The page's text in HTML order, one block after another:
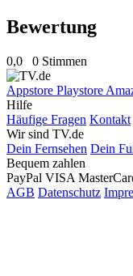
Bewertung
0,0 0 Stimmen
Appstore Playstore
Hilfe
Häufige Fragen Kontakt
Wir sind TV.de
Dein Fernsehen Dein
Bequem zahlen
PayPal VISA
AGB Datenschutz